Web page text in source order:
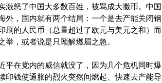
怒了中国大多数百姓，被骂成大撒币。中国
外，国内就有两个结局：一个是去产能关闭钢
刷的人民币（总量超过了欧元与美元之和）而
，或者说是只顾解燃眉之急。
平在党内的威信就没了，因为几个危机同时爆
钱使通胀的烈火突然间燃起、快速去产能导